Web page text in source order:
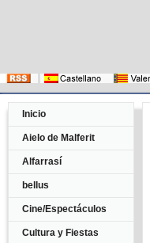
Inicio
Aielo de Malferit
Alfarrasí
bellus
Cine/Espectáculos
Cultura y Fiestas